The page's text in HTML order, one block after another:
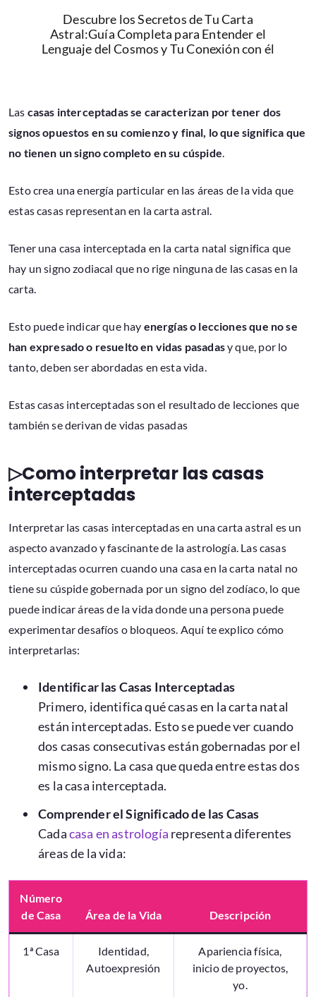
Descubre los Secretos de Tu Carta
Astral:Guía Completa para Entender el
Lenguaje del Cosmos y Tu Conexión con él
Las casas interceptadas se caracterizan por tener dos
signos opuestos en su comienzo y final, lo que significa que
no tienen un signo completo en su cúspide
Esto crea una energía particular en las áreas de la vida que
estas casas representan en la carta astral.
Tener una casa interceptada en la carta natal significa que
hay un signo zodiacal que no rige ninguna de las casas en la
carta.
Esto puede indicar que hay energías o lecciones que no se
han expresado o resuelto en vidas pasadasy que, por lo
tanto, deben ser abordadas en esta vida.
Estas casas interceptadas son el resultado de lecciones que
también se derivan de vidas pasadas
▷Como interpretar las casas
interceptadas
Interpretar las casas interceptadas en una carta astral es un
aspecto avanzado y fascinante de la astrología. Las casas
interceptadas ocurren cuando una casa en la carta natal no
tiene su cúspide gobernada por un signo del zodíaco, lo que
puede indicar áreas de la vida donde una persona puede
experimentar desafíos o bloqueos. Aquí te explico cómo
interpretarlas:
Identificar las Casas Interceptadas
Primero, identifica qué casas en la carta natal
están interceptadas. Esto se puede ver cuando
dos casas consecutivas están gobernadas por el
mismo signo. La casa que queda entre estas dos
es la casa interceptada.
Comprender el Significado de las Casas
Cadacasa en astrología representa diferentes
áreas de la vida:
Número
de Casa
Área de la Vida Descripción
1ª Casa
Identidad,
Autoexpresión
Apariencia física,
inicio de proyectos,
yo.